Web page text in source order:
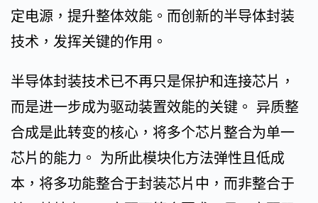
定电源，提升整体效能。而创新的半导体封装
技术，发挥关键的作用。
半导体封装技术已不再只是保护和连接芯片，
而是进一步成为驱动装置效能的关键。 异质整
合成是此转变的核心，将多个芯片整合为单一
芯片的能力。 为所此模块化方法弹性且低成
本，将多功能整合于封装芯片中，而非整合于